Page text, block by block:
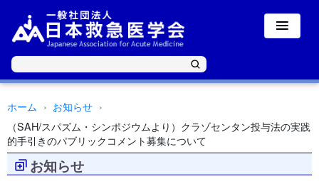
ホーム
お知らせ
（SAH/スパズム・シンポジウムより）クラゾセンタン投与法の実践
的手引きのパブリックコメント募集について
お知らせ